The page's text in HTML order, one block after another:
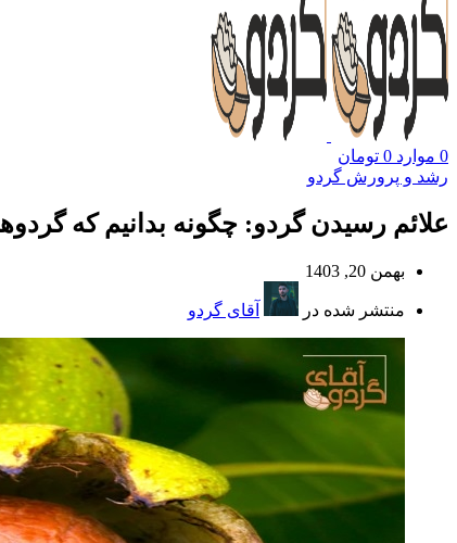
0 موارد 0 تومان
رشد و پرورش گردو
علائم رسیدن گردو: چگونه بدانیم که
بهمن 20, 1403
منتشر شده در آقای گردو